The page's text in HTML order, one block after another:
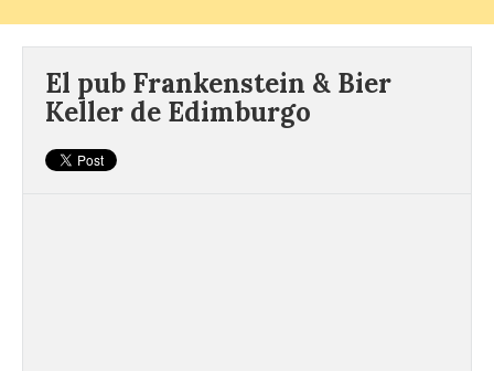
El pub Frankenstein & Bier
Keller de Edimburgo